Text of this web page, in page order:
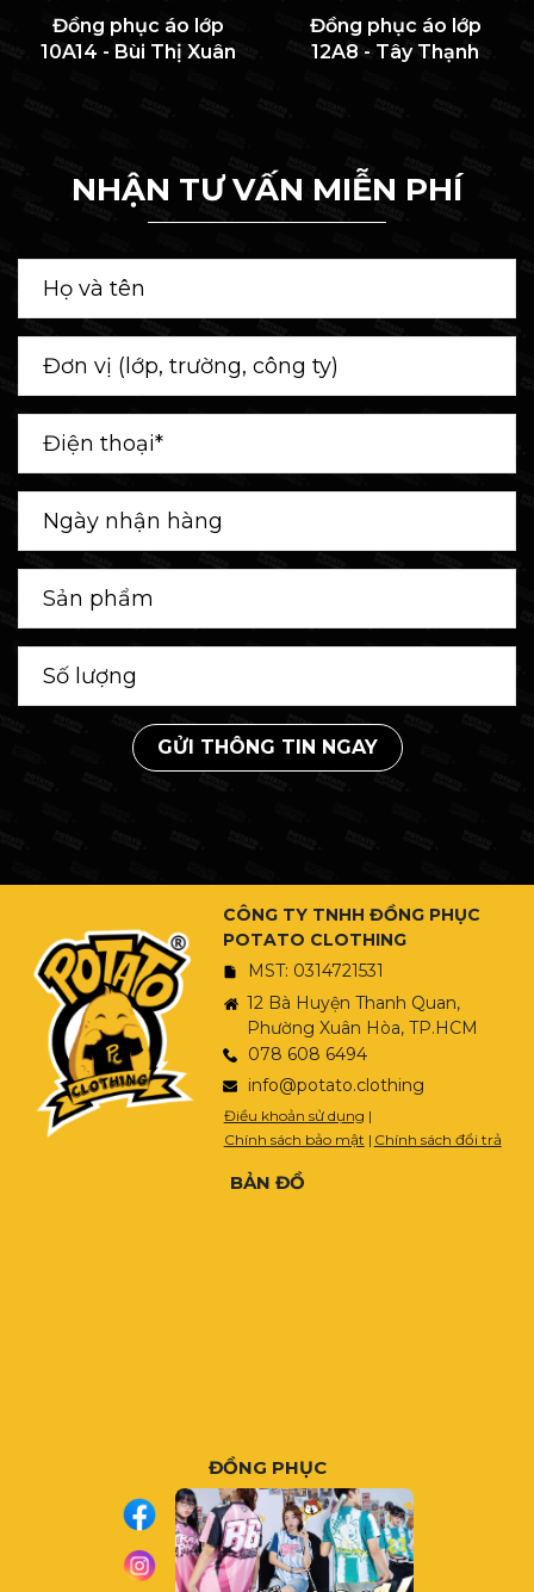
Đồng phục áo lớp
10A14 - Bùi Thị Xuân
Đồng phục áo lớp
12A8 - Tây Thạnh
NHẬN TƯ VẤN MIỄN PHÍ
GỬI THÔNG TIN NGAY
CÔNG TY TNHH ĐỒNG PHỤC
POTATO CLOTHING
MST: 0314721531
12 Bà Huyện Thanh Quan,
Phường Xuân Hòa, TP.HCM
078 608 6494
info@potato.clothing
Điều khoản sử dụng |
Chính sách bảo mật | Chính sách đổi trả
BẢN ĐỒ
ĐỒNG PHỤC